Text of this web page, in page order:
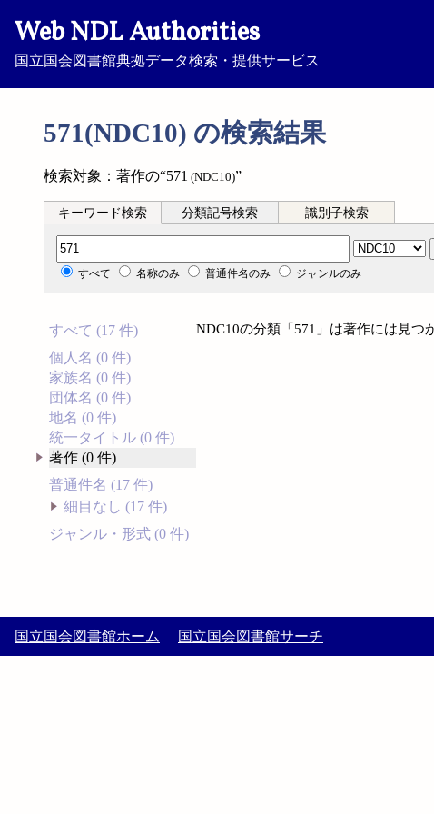
Web NDL Authorities
国立国会図書館典拠データ検索・提供サービス
571(NDC10) の検索結果
検索対象：著作の“571 (NDC10)”
キーワード検索 分類記号検索 識別子検索
分類記号検索
すべて 名称のみ 普通件名のみ ジャンルのみ
すべて (17 件)
個人名 (0 件)
家族名 (0 件)
団体名 (0 件)
地名 (0 件)
統一タイトル (0 件)
著作 (0 件)
普通件名 (17 件)
細目なし (17 件)
ジャンル・形式 (0 件)
NDC10の分類「571」は著作には見つ
国立国会図書館ホーム 国立国会図書館サーチ